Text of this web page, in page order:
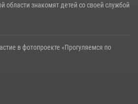
области знакомят детей со своей службой
в фотопроекте «Прогуляемся по